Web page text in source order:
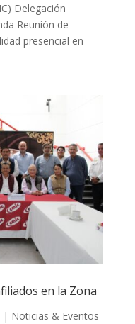
Delegación
Reunión de
presencial en
en la Zona
| Noticias & Eventos